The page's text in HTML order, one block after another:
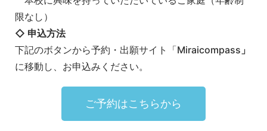
限なし）
◇ 申込方法
下記のボタンから予約・出願サイト「Miraicompass 」
に移動し、お申込みください。
ご予約はこちらから